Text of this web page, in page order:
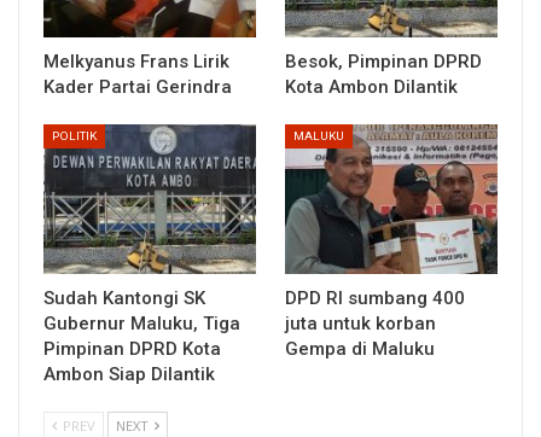
Melkyanus Frans Lirik
Kader Partai Gerindra
Besok, Pimpinan DPRD
Kota Ambon Dilantik
POLITIK
Sudah Kantongi SK
Gubernur Maluku, Tiga
Pimpinan DPRD Kota
Ambon Siap Dilantik
MALUKU
DPD RI sumbang 400
juta untuk korban
Gempa di Maluku
PREV NEXT